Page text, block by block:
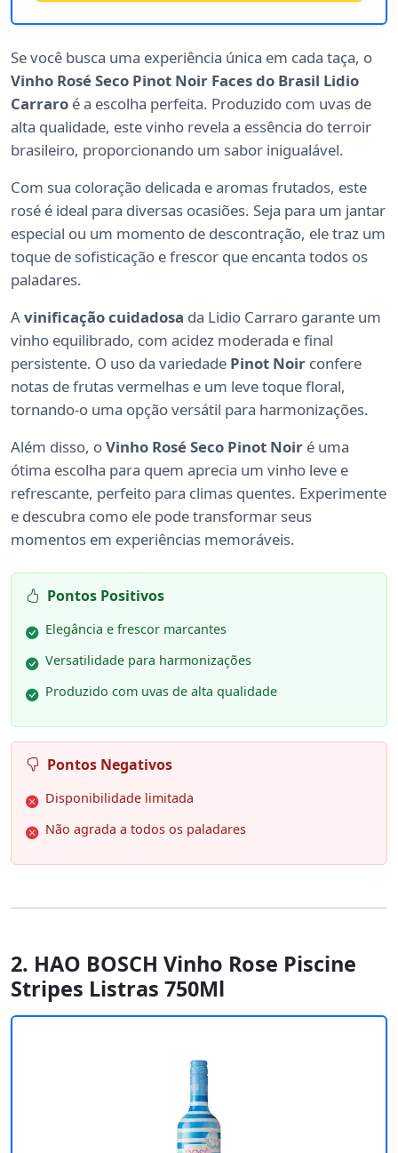
Se você busca uma experiência única em cada taça, o
Vinho Rosé Seco Pinot Noir Faces do Brasil Lidio
Carraro é a escolha perfeita. Produzido com uvas de
alta qualidade, este vinho revela a essência do terroir
brasileiro, proporcionando um sabor inigualável.
Com sua coloração delicada e aromas frutados, este
rosé é ideal para diversas ocasiões. Seja para um jantar
especial ou um momento de descontração, ele traz um
toque de sofisticação e frescor que encanta todos os
paladares.
Avinificação cuidadosa da Lidio Carraro garante um
vinho equilibrado, com acidez moderada e final
persistente. O uso da variedade Pinot Noir confere
notas de frutas vermelhas e um leve toque floral,
tornando-o uma opção versátil para harmonizações.
Além disso, oVinho Rosé Seco Pinot Noir é uma
ótima escolha para quem aprecia um vinho leve e
refrescante, perfeito para climas quentes. Experimente
e descubra como ele pode transformar seus
momentos em experiências memoráveis.
Pontos Positivos
Elegância e frescor marcantes
Versatilidade para harmonizações
Produzido com uvas de alta qualidade
Pontos Negativos
Disponibilidade limitada
Não agrada a todos os paladares
2. HAO BOSCH Vinho Rose Piscine
Stripes Listras 750Ml